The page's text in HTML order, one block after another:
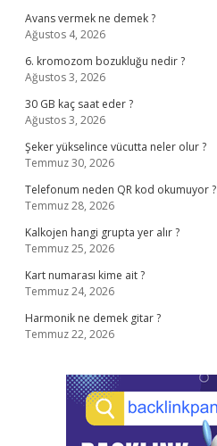
Avans vermek ne demek ?
Ağustos 4, 2026
6. kromozom bozukluğu nedir ?
Ağustos 3, 2026
30 GB kaç saat eder ?
Ağustos 3, 2026
Şeker yükselince vücutta neler olur ?
Temmuz 30, 2026
Telefonum neden QR kod okumuyor ?
Temmuz 28, 2026
Kalkojen hangi grupta yer alır ?
Temmuz 25, 2026
Kart numarası kime ait ?
Temmuz 24, 2026
Harmonik ne demek gitar ?
Temmuz 22, 2026